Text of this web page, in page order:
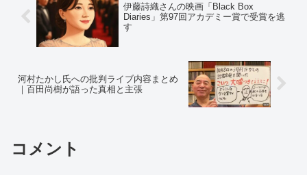
伊藤詩織さんの映画「Black Box
Diaries」第97回アカデミー賞で受賞を逃
す
河村たかし氏への批判ライブ内容まとめ
｜百田尚樹が語った真相と主張
コメント